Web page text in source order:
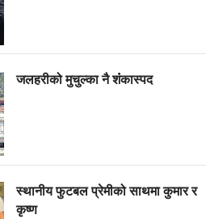
जलहरीको मुचुल्का नै शंंकास्पद
स्थानीय फुटबल प्रेमीको साथमा कुमार र
कृष्ण